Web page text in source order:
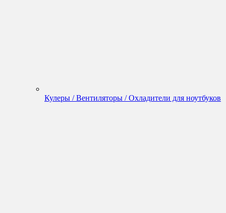
Кулеры / Вентиляторы / Охладители для ноутбуков